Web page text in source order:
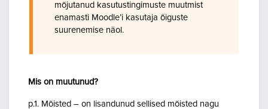
mõjutanud kasutustingimuste muutmist
enamasti Moodle’i kasutaja õiguste
suurenemise näol.
Mis on muutunud?
p.1. Mõisted – on lisandunud sellised mõisted nagu